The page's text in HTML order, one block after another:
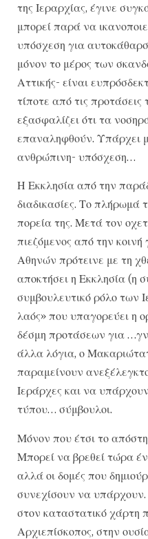
της Ιεραρχίας, έγινε
μπορεί παρά να
υπόσχεση για
μόνον το μέρος των
Αττικής- είναι
τίποτε από τις
εξασφαλίζει ότι τα
επαναληφθούν. Υπάρχει
ανθρώπινη- υπόσχεση…
Η Εκκλησία από την
διαδικασίες. Το πλήρωμά
πορεία της. Μετά τον
πιεζόμενος από την
Αθηνών πρότεινε με τη
αποκτήσει η Εκκλησία (η
συμβουλευτικό ρόλο των
λαός» που υπαγορεύει η
δέσμη προτάσεων για
άλλα λόγια, ο
παραμείνουν
Ιεράρχες και να
τύπου… σύμβουλοι.
Μόνον που έτσι το
Μπορεί να βρεθεί τώρα
αλλά οι δομές που
συνεχίσουν να
στον καταστατικό χάρτη
Αρχιεπίσκοπος, στην